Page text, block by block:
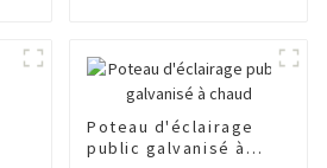
Poteau d'éclairage
public galvanisé à